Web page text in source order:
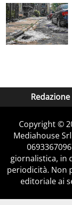
Redazione
Copyright ©
Mediahouse
giornalistica, in
periodicità. Non
editoriale ai